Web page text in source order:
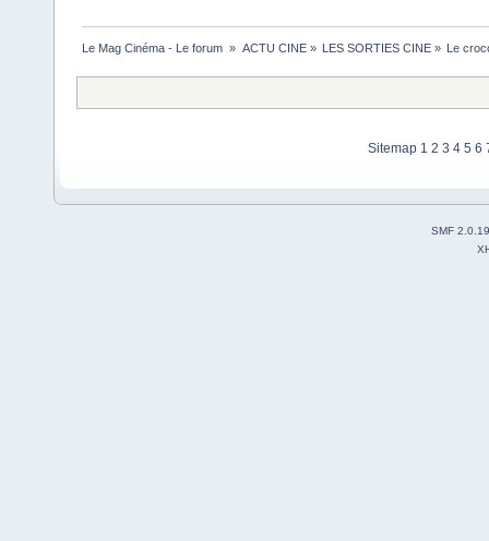
Le Mag Cinéma - Le forum » ACTU CINE» LES SORTIES CINE» Le
Sitemap 1 2 3 4 5 6
SMF 2.0.19